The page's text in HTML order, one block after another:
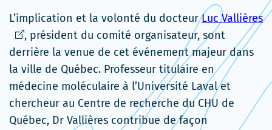
L’implication et la volonté du docteurLuc Vallières
, président du comité organisateur, sont
derrière la venue de cet événement majeur dans
la ville de Québec. Professeur titulaire en
médecine moléculaire à l’Université Laval et
chercheur au Centre de recherche du CHU de
Québec, Dr Vallières contribue de façon